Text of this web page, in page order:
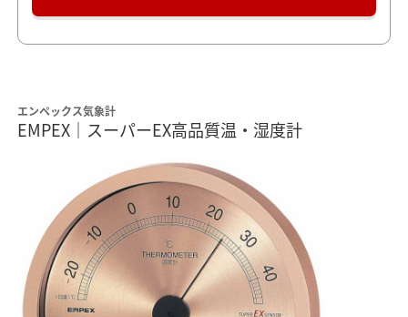
エンペックス気象計
EMPEX｜スーパーEX高品質温・湿度計